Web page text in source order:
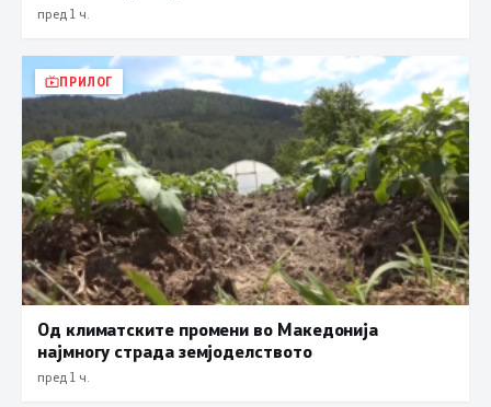
пред 1 ч.
ПРИЛОГ
Од климатските промени во Македонија
најмногу страда земјоделството
пред 1 ч.